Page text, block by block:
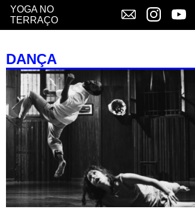
YOGA NO
TERRAÇO
DANÇA